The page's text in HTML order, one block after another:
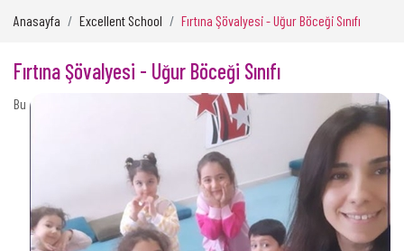
Anasayfa Excellent School Fırtına Şövalyesi - Uğur Böceği Sınıfı
Fırtına Şövalyesi - Uğur Böceği Sınıfı
Bu